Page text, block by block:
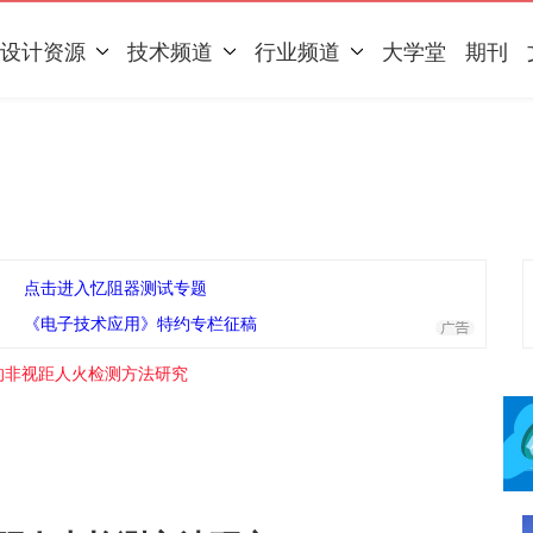
设计资源 技术频道 行业频道 大学堂 期刊
点击进入忆阻器测试专题
《电子技术应用》特约专栏征稿
视距人火检测方法研究